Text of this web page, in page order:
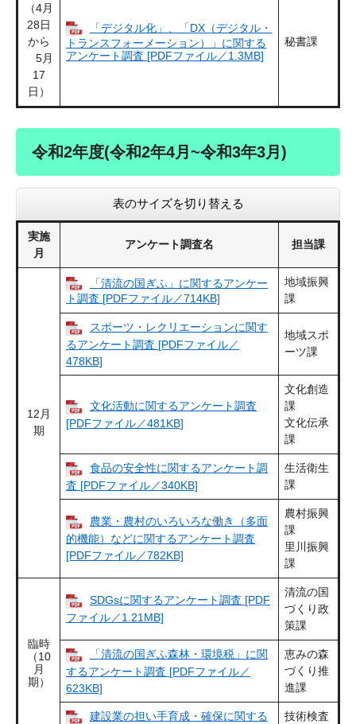
（4月
28日
から
5月
17
日）
「デジタル化」、「DX（デジタル・
トランスフォーメーション）」に関する
アンケート調査 [PDFファイル／1.3MB]
秘書課
令和2年度(令和2年4月~令和3年3月)
表のサイズを切り替える
実施
月
アンケート調査名 担当課
12月
期
「清流の国ぎふ」に関するアンケー
ト調査 [PDFファイル／714KB]
地域振興
課
スポーツ・レクリエーションに関す
るアンケート調査 [PDFファイル／
478KB]
地域スポ
ーツ課
文化活動に関するアンケート調査
[PDFファイル／481KB]
文化創造
課
文化伝承
課
食品の安全性に関するアンケート調
査 [PDFファイル／340KB]
生活衛生
課
農業・農村のいろいろな働き（多面
的機能）などに関するアンケート調査
[PDFファイル／782KB]
農村振興
課
里川振興
課
臨時
（10
月
期）
SDGsに関するアンケート調査 [PDF
ファイル／1.21MB]
清流の国
づくり政
策課
「清流の国ぎふ森林・環境税」に関
するアンケート調査 [PDFファイル／
623KB]
恵みの森
づくり推
進課
建設業の担い手育成・確保に関する
技術検査